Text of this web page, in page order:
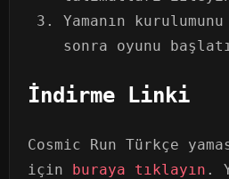
Yamanın
sonra oyunu
İndirme Linki
Cosmic Run Türkçe
için buraya tıklayın .